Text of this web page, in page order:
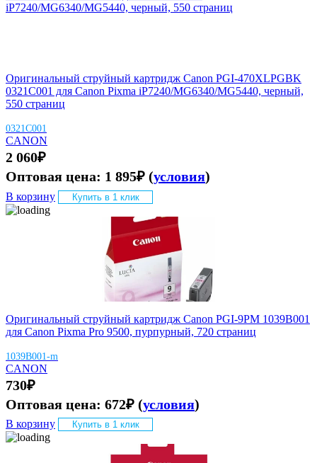
Оригинальный струйный картридж Canon PGI-470XLPGBK
0321C001 для Canon Pixma iP7240/MG6340/MG5440, черный,
550 страниц
0321C001
CANON
2 060₽
Оптовая цена: 1 895₽ (условия)
В корзину Купить в 1 клик
Оригинальный струйный картридж Canon PGI-9PM 1039B001
для Canon Pixma Pro 9500, пурпурный, 720 страниц
1039B001-m
CANON
730₽
Оптовая цена: 672₽ (условия)
В корзину Купить в 1 клик